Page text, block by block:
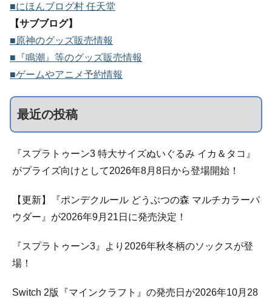
■にほんブログ村 任天堂
【サブブログ】
■原神のグッズ販売情報
■『鳴潮』等のグッズ販売情報
■ゲームやアニメ予約情報
最近の投稿
『スプラトゥーン3 特大サイズぬいぐるみ イカ＆タコ』
がプライズ向けとして2026年8月8日から登場開始！
【更新】『ポンデクルール どうぶつの森 マルチカラーパ
ウダー』が2026年9月21日に発売決定！
『スプラトゥーン3』より2026年秋冬柄のソックスが登
場！
Switch 2版『マインクラフト』の発売日が2026年10月28